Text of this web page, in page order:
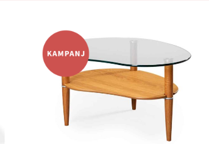
Lägg
till i
önskelistan